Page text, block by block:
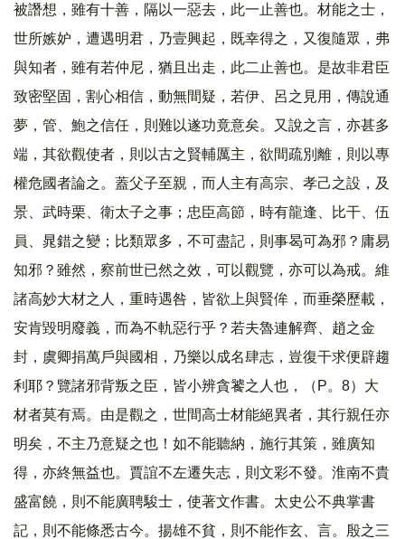
被譖想，雖有十善，隔以一惡去，此一止善也。材能之士，
世所嫉妒，遭遇明君，乃壹興起，既幸得之，又復隨眾，弗
與知者，雖有若仲尼，猶且出走，此二止善也。是故非君臣
致密堅固，割心相信，動無間疑，若伊、呂之見用，傳說通
夢，管、鮑之信任，則難以遂功竟意矣。又說之言，亦甚多
端，其欲觀使者，則以古之賢輔厲主，欲間疏別離，則以專
權危國者論之。蓋父子至親，而人主有高宗、孝己之設，及
景、武時栗、衛太子之事；忠臣高節，時有龍逢、比干、伍
員、晁錯之變；比類眾多，不可盡記，則事曷可為邪？庸易
知邪？雖然，察前世已然之效，可以觀覽，亦可以為戒。維
諸高妙大材之人，重時遇咎，皆欲上與賢侔，而垂榮歷載，
安肯毀明廢義，而為不軌惡行乎？若夫魯連解齊、趙之金
封，虞卿捐萬戶與國相，乃樂以成名肆志，豈復干求便辟趨
利耶？覽諸邪背叛之臣，皆小辨貪饕之人也，（P。8）大
材者莫有焉。由是觀之，世間高士材能絕異者，其行親任亦
明矣，不主乃意疑之也！如不能聽納，施行其策，雖廣知
得，亦終無益也。賈誼不左遷失志，則文彩不發。淮南不貴
盛富饒，則不能廣聘駿士，使著文作書。太史公不典掌書
記，則不能條悉古今。揚雄不貧，則不能作玄、言。殷之三